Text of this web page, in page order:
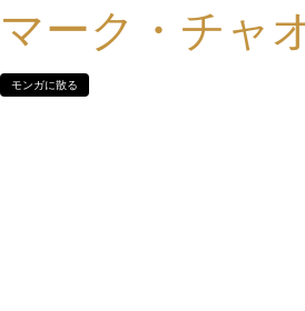
マーク・チャ
モンガに散る